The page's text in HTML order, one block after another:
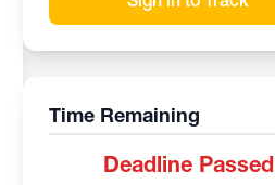
Time Remaining
Deadline Passed